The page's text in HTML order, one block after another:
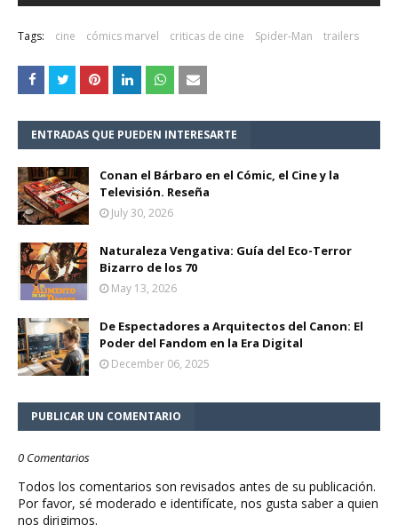
Tags: cine cómics marvel criticas de cine Spider-Man trailers
ENTRADAS QUE PUEDEN INTERESARTE
Conan el Bárbaro en el Cómic, el Cine y la
Televisión. Reseña
July 30, 2026
Naturaleza Vengativa: Guía del Eco-Terror
Bizarro de los 70
May 13, 2026
De Espectadores a Arquitectos del Canon: El
Poder del Fandom en la Era Digital
December 06, 2025
PUBLICAR UN COMENTARIO
0 Comentarios
Todos los comentarios son revisados antes de su publicación.
Por favor, sé moderado e identifícate, nos gusta saber a quien
nos dirigimos.